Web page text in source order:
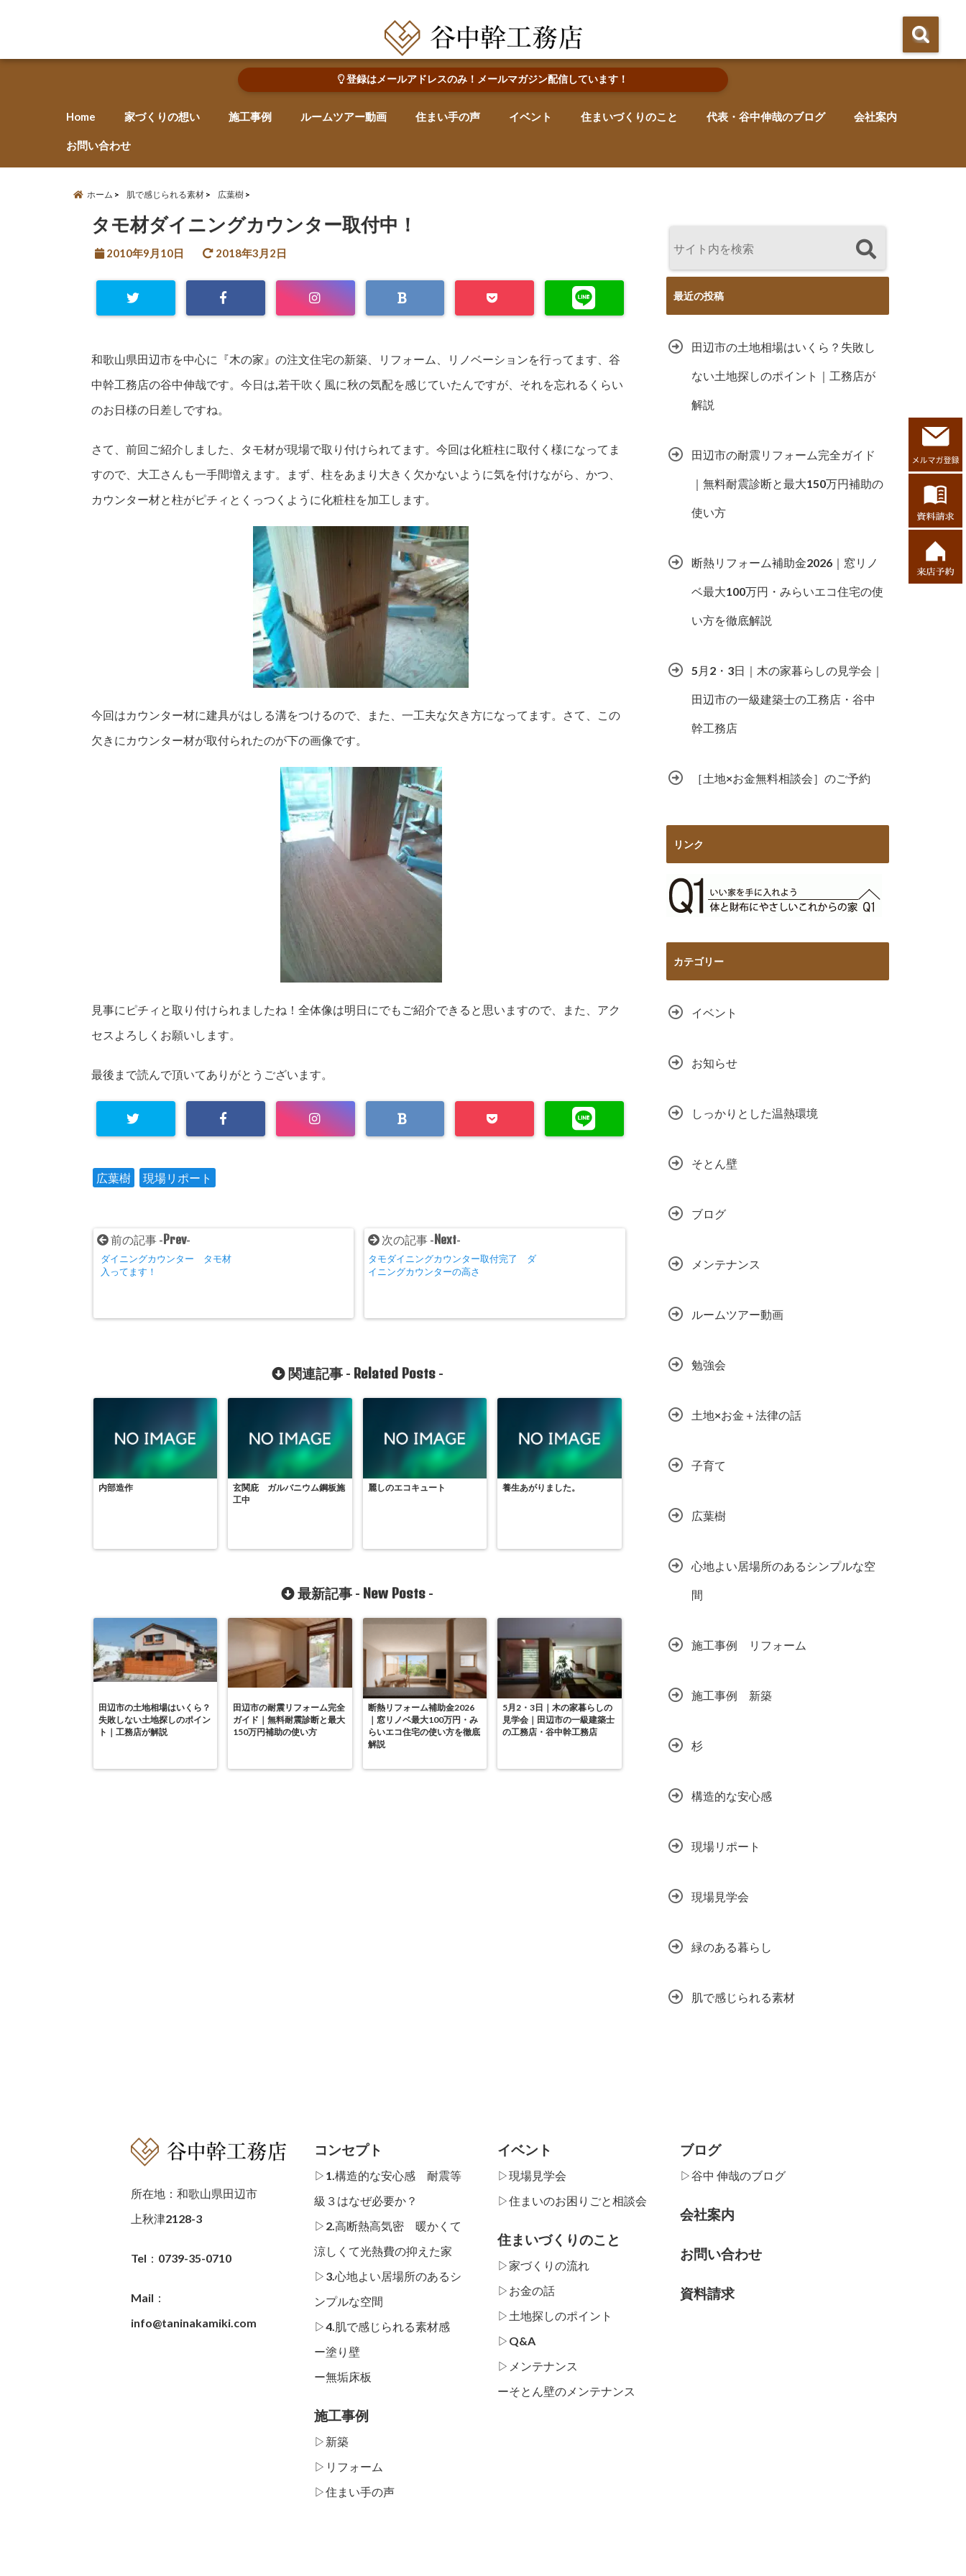
登録はメールアドレスのみ！メールマガジン配信しています！
Home 家づくりの想い 施工事例 ルームツアー動画 住まい手の声 イベント 住まいづくりのこと 代表・谷中伸哉のブログ 会社案内
お問い合わせ
ホーム 肌で感じられる素材 広葉樹
タモ材ダイニングカウンター取付中！
2010年9月10日 2018年3月2日
和歌山県田辺市を中心に『木の家』の注文住宅の新築、リフォーム、リノベーションを行ってます、谷
中幹工務店の谷中伸哉です。今日は,若干吹く風に秋の気配を感じていたんですが、 それを忘れるくらい
のお日様の日差しですね。
さて、前回ご紹介しました、タモ材が現場で取り付けられて ます。 今回は化粧柱に取付く様になってま
すので、 大工さんも一手間増えます。 まず、柱をあまり大きく欠かないように気を付けながら、 かつ、
カウンター材と柱がピチィとくっつくように化粧柱を加工します。
今回はカウンター材に建具がはしる溝をつけるので、 また、一工夫な欠き方になってます。
さて、この
欠きにカウンター材が取付られたのが下の画像です。
見事にピチィと取り付けられましたね！ 全体像は明日にでもご紹介できると思いますので、
また、アク
セスよろしくお願いします。
最後まで読んで頂いてありがとうございます。
広葉樹 現場リポート
前の記事 - Prev-
ダイニングカウンター タモ材
入ってます！
次の記事 - Next-
タモダイニングカウンター取付完了 ダ
イニングカウンターの高さ
関連記事 - Related Posts-
内部造作
玄関庇 ガルバニウム鋼板施
工中
麗しのエコキュート 養生あがりました。
最新記事 - New Posts -
田辺市の土地相場はいくら？
失敗しない土地探しのポイン
ト｜工務店が解説
田辺市の耐震リフォーム完全
ガイド｜無料耐震診断と最大
150万円補助の使い方
断熱リフォーム補助金2026
｜窓リノベ最大100万円・み
らいエコ住宅の使い方を徹底
解説
5月2・3日｜木の家暮らしの
見学会｜田辺市の一級建築士
の工務店・谷中幹工務店
最近の投稿
田辺市の土地相場はいくら？失敗し
ない土地探しのポイント｜工務店が
解説
田辺市の耐震リフォーム完全ガイド
｜無料耐震診断と最大150万円補助の
使い方
断熱リフォーム補助金2026｜窓リノ
ベ最大100万円・みらいエコ住宅の使
い方を徹底解説
5月2・3日｜木の家暮らしの見学会｜
田辺市の一級建築士の工務店・谷中
幹工務店
［土地×お金無料相談会］のご予約
リンク
カテゴリー
イベント
お知らせ
しっかりとした温熱環境
そとん壁
ブログ
メンテナンス
ルームツアー動画
勉強会
土地×お金＋法律の話
子育て
広葉樹
心地よい居場所のあるシンプルな空
間
施工事例 リフォーム
施工事例 新築
杉
構造的な安心感
現場リポート
現場見学会
緑のある暮らし
肌で感じられる素材
所在地：和歌山県田辺市
上秋津2128-3
Tel：0739-35-0710
Mail：
info@taninakamiki.com
コンセプト
▷1.構造的な安心感 耐震等
級３はなぜ必要か？
▷2.高断熱高気密 暖かくて
涼しくて光熱費の抑えた家
▷3.心地よい居場所のあるシ
ンプルな空間
▷4.肌で感じられる素材感
ー塗り壁
ー無垢床板
施工事例
▷新築
▷リフォーム
▷住まい手の声
イベント
▷現場見学会
▷住まいのお困りごと相談会
住まいづくりのこと
▷家づくりの流れ
▷お金の話
▷土地探しのポイント
▷Q&A
▷メンテナンス
ーそとん壁のメンテナンス
ブログ
▷谷中 伸哉のブログ
会社案内
お問い合わせ
資料請求